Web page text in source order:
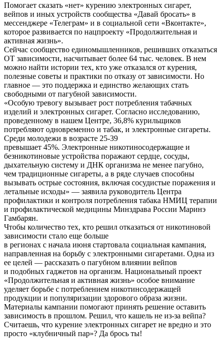
Помогает сказать «нет» курению электронных сигарет,
вейпов и иных устройств сообщества «Давай бросать» в
мессенджере «Телеграм» и в социальной сети «Вконтакте»,
которое развивается по нацпроекту «Продолжительная и
активная жизнь».
Сейчас сообщество единомышленников, решивших отказаться
OT зависимости, насчитывает более 64 тыс. человек. В нем
можно найти истории тех, кто уже отказался от курения,
полезные советы и практики по отказу от зависимости. Но
главное — это поддержка и единство желающих стать
свободными от пагубной зависимости.
«Особую тревогу вызывает рост потребления табачных
изделий и электронных сигарет. Согласно исследованию,
проведенному в нашем Центре, 36,8% курильщиков
потребляют одновременно и табак, и электронные сигареты.
Среди молодежи в возрасте 25-39
превышает 45%. Электронные никотиносодержащие и
безникотиновые устройства поражают сердце, сосуды,
дыхательную систему и ДНК организма не менее пагубно,
чем традиционные сигареты, а в ряде случаев способны
вызывать острые состояния, включая сосудистые поражения и
летальные исходы» — заявила руководитель Центра
профилактики и контроля потребления табака НМИЦ терапии
и профилактической медицины Минздрава России Маринэ
Гамбарян.
Чтобы количество тех, кто решил отказаться от никотиновой
зависимости стало еще больше
в регионах с начала июня стартовала социальная кампания,
направленная на борьбу с электронными сигаретами. Одна из
ее целей — рассказать о пагубном влиянии вейпов
и подобных гаджетов на организм. Национальный проект
«Продолжительная и активная жизнь» особое внимание
уделяет борьбе с потреблением никотинсодержащей
продукции и популяризации здорового образа жизни.
Материалы кампании помогают принять решение оставить
зависимость в прошлом. Решил, что кашель не из-за вейпа?
Считаешь, что курение электронных сигарет не вредно и это
просто «клубничный пар»? Да брось ты!